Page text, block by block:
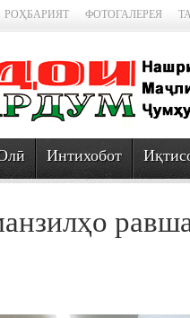
РОҲБАРИЯТ ФОТОГАЛЕРЕЯ
Интихобот